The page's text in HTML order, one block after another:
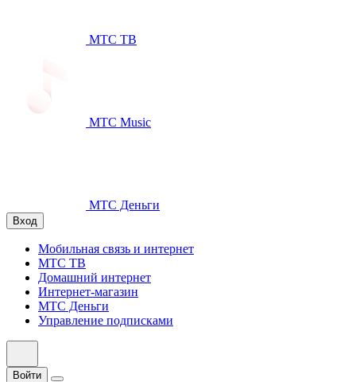
МТС ТВ
МТС Music
МТС Деньги
Вход
Мобильная связь и интернет
МТС ТВ
Домашний интернет
Интернет-магазин
МТС Деньги
Управление подписками
Войти